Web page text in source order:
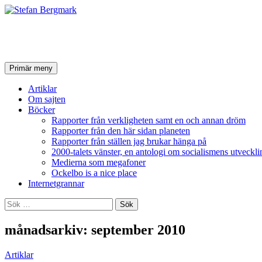
SökPrimär meny Hoppa
till
innehåll
Artiklar
Om sajten
Böcker
Rapporter från verkligheten samt en och annan dröm
Rapporter från den här sidan planeten
Rapporter från ställen jag brukar hänga på
2000-talets vänster, en antologi om socialismens
Medierna som megafoner
Ockelbo is a nice place
Internetgrannar
Sök
efter:
månadsarkiv: september 2010
Artiklar